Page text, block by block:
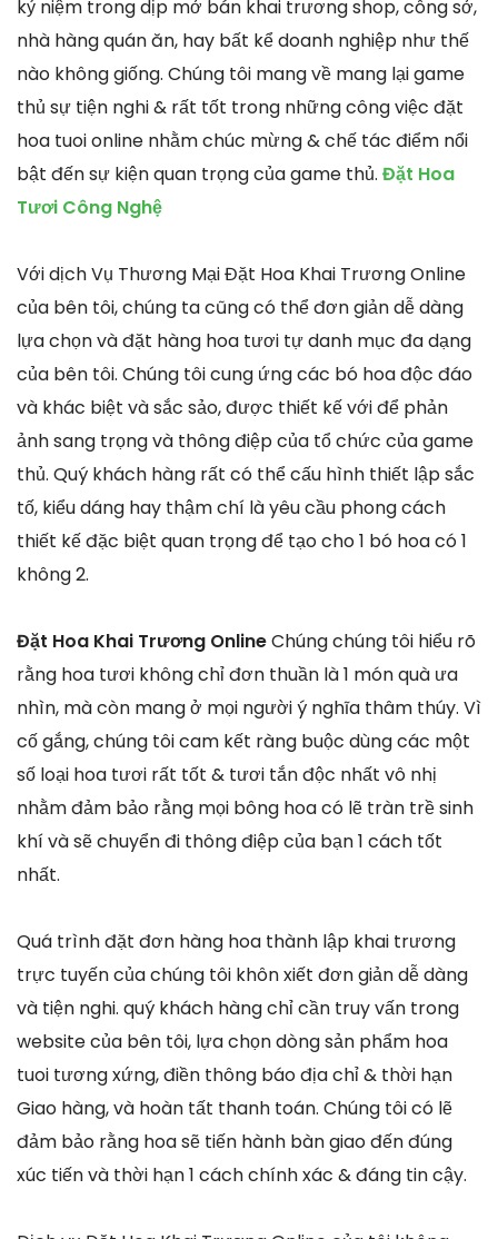
kỷ niệm trong dịp mở bán khai trương shop, công sở,
nhà hàng quán ăn, hay bất kể doanh nghiệp như thế
nào không giống. Chúng tôi mang về mang lại game
thủ sự tiện nghi & rất tốt trong những công việc đặt
hoa tuoi online nhằm chúc mừng & chế tác điểm nổi
bật đến sự kiện quan trọng của game thủ. Đặt Hoa
Tươi Công Nghệ
Với dịch Vụ Thương Mại Đặt Hoa Khai Trương Online
của bên tôi, chúng ta cũng có thể đơn giản dễ dàng
lựa chọn và đặt hàng hoa tươi tự danh mục đa dạng
của bên tôi. Chúng tôi cung ứng các bó hoa độc đáo
và khác biệt và sắc sảo, được thiết kế với để phản
ảnh sang trọng và thông điệp của tổ chức của game
thủ. Quý khách hàng rất có thể cấu hình thiết lập sắc
tố, kiểu dáng hay thậm chí là yêu cầu phong cách
thiết kế đặc biệt quan trọng để tạo cho 1 bó hoa có 1
không 2.
Đặt Hoa Khai Trương OnlineChúng chúng tôi hiểu rõ
rằng hoa tươi không chỉ đơn thuần là 1 món quà ưa
nhìn, mà còn mang ở mọi người ý nghĩa thâm thúy. Vì
cố gắng, chúng tôi cam kết ràng buộc dùng các một
số loại hoa tươi rất tốt & tươi tắn độc nhất vô nhị
nhằm đảm bảo rằng mọi bông hoa có lẽ tràn trề sinh
khí và sẽ chuyển đi thông điệp của bạn 1 cách tốt
nhất.
Quá trình đặt đơn hàng hoa thành lập khai trương
trực tuyến của chúng tôi khôn xiết đơn giản dễ dàng
và tiện nghi. quý khách hàng chỉ cần truy vấn trong
website của bên tôi, lựa chọn dòng sản phẩm hoa
tuoi tương xứng, điền thông báo địa chỉ & thời hạn
Giao hàng, và hoàn tất thanh toán. Chúng tôi có lẽ
đảm bảo rằng hoa sẽ tiến hành bàn giao đến đúng
xúc tiến và thời hạn 1 cách chính xác & đáng tin cậy.